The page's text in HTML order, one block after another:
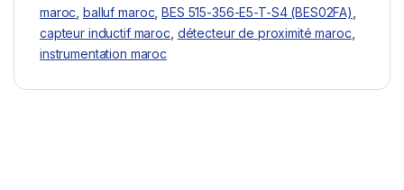
maroc ,balluf maroc ,BES 515-356-E5-T-S4 (BES02FA)
capteur inductif maroc détecteur de proximité maroc
instrumentation maroc